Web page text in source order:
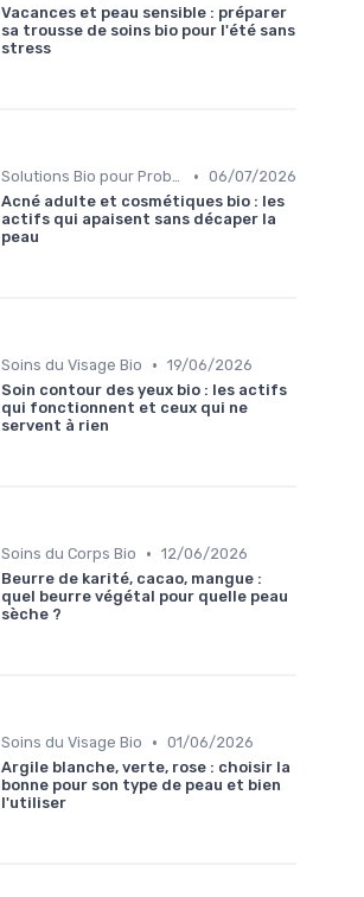
Vacances et peau sensible : préparer
sa trousse de soins bio pour l'été sans
stress
Solutions Bio pour Problèmes de Peau • 06/07/2026
Acné adulte et cosmétiques bio : les
actifs qui apaisent sans décaper la
peau
Soins du Visage Bio • 19/06/2026
Soin contour des yeux bio : les actifs
qui fonctionnent et ceux qui ne
servent à rien
Soins du Corps Bio • 12/06/2026
Beurre de karité, cacao, mangue :
quel beurre végétal pour quelle peau
sèche ?
Soins du Visage Bio • 01/06/2026
Argile blanche, verte, rose : choisir la
bonne pour son type de peau et bien
l'utiliser